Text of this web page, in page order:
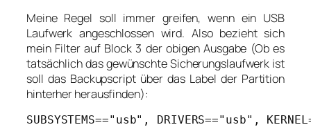
Meine Regel soll immer greifen, wenn ein USB
Laufwerk angeschlossen wird. Also bezieht sich
mein Filter auf Block 3 der obigen Ausgabe (Ob es
tatsächlich das gewünschte Sicherungslaufwerk ist
soll das Backupscript über das Label der Partition
hinterher herausfinden):
SUBSYSTEMS=="usb", DRIVERS=="usb",